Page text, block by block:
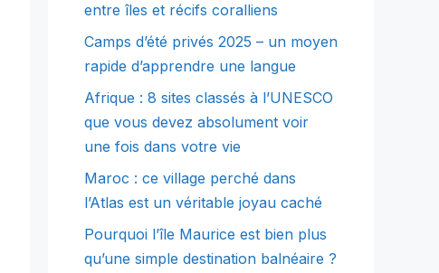
entre îles et récifs coralliens
Camps d’été privés 2025 – un moyen
rapide d’apprendre une langue
Afrique : 8 sites classés à l’UNESCO
que vous devez absolument voir
une fois dans votre vie
Maroc : ce village perché dans
l’Atlas est un véritable joyau caché
Pourquoi l’île Maurice est bien plus
qu’une simple destination balnéaire ?